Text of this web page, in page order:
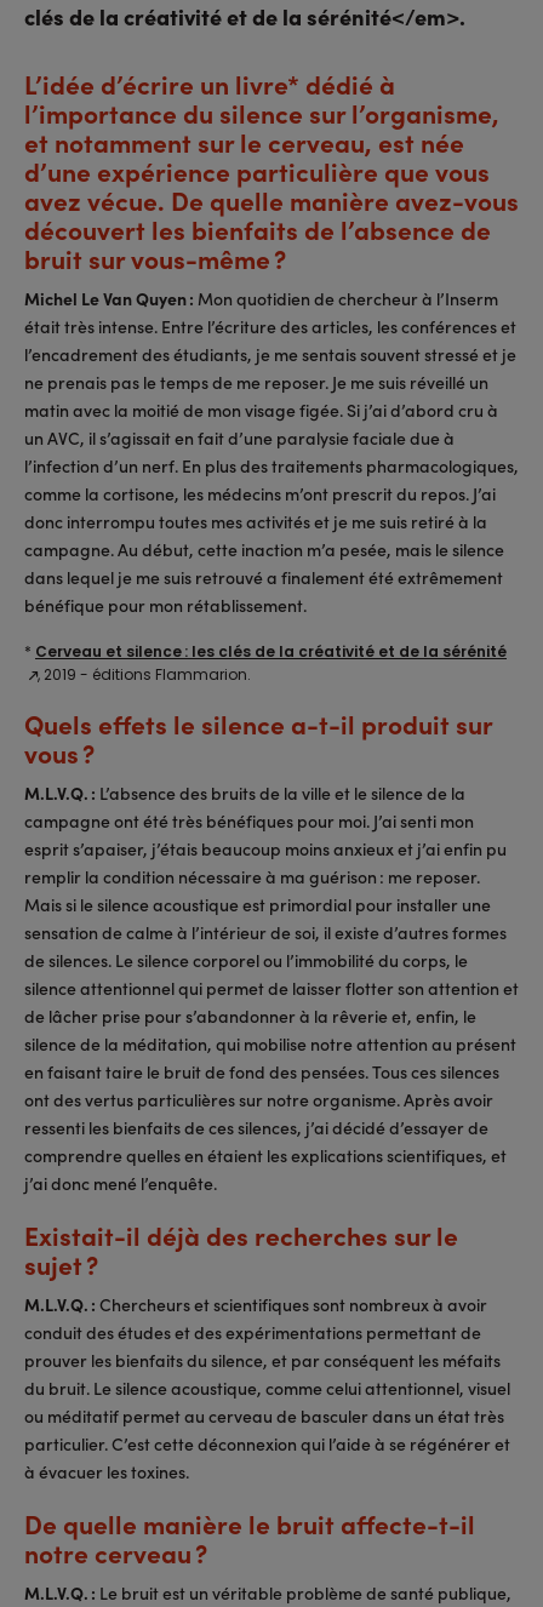
clés de la créativité et de la sérénité</em>.
L’idée d’écrire un livre* dédié à
l’importance du silence sur l’organisme,
et notamment sur le cerveau, est née
d’une expérience particulière que vous
avez vécue. De quelle manière avez-vous
découvert les bienfaits de l’absence de
bruit sur vous-même ?
Michel Le Van Quyen : Mon quotidien de chercheur à l’Inserm
était très intense. Entre l’écriture des articles, les conférences et
l’encadrement des étudiants, je me sentais souvent stressé et je
ne prenais pas le temps de me reposer. Je me suis réveillé un
matin avec la moitié de mon visage figée. Si j’ai d’abord cru à
un AVC, il s’agissait en fait d’une paralysie faciale due à
l’infection d’un nerf. En plus des traitements pharmacologiques,
comme la cortisone, les médecins m’ont prescrit du repos. J’ai
donc interrompu toutes mes activités et je me suis retiré à la
campagne. Au début, cette inaction m’a pesée, mais le silence
dans lequel je me suis retrouvé a finalement été extrêmement
bénéfique pour mon rétablissement.
* Cerveau et silence : les clés de la créativité et de la sérénité
, 2019 - éditions Flammarion.
Quels effets le silence a-t-il produit sur
vous ?
M.L.V.Q. : L’absence des bruits de la ville et le silence de la
campagne ont été très bénéfiques pour moi. J’ai senti mon
esprit s’apaiser, j’étais beaucoup moins anxieux et j’ai enfin pu
remplir la condition nécessaire à ma guérison : me reposer.
Mais si le silence acoustique est primordial pour installer une
sensation de calme à l’intérieur de soi, il existe d’autres formes
de silences. Le silence corporel ou l’immobilité du corps, le
silence attentionnel qui permet de laisser flotter son attention et
de lâcher prise pour s’abandonner à la rêverie et, enfin, le
silence de la méditation, qui mobilise notre attention au présent
en faisant taire le bruit de fond des pensées. Tous ces silences
ont des vertus particulières sur notre organisme. Après avoir
ressenti les bienfaits de ces silences, j’ai décidé d’essayer de
comprendre quelles en étaient les explications scientifiques, et
j’ai donc mené l’enquête.
Existait-il déjà des recherches sur le
sujet ?
M.L.V.Q. : Chercheurs et scientifiques sont nombreux à avoir
conduit des études et des expérimentations permettant de
prouver les bienfaits du silence, et par conséquent les méfaits
du bruit. Le silence acoustique, comme celui attentionnel, visuel
ou méditatif permet au cerveau de basculer dans un état très
particulier. C’est cette déconnexion qui l’aide à se régénérer et
à évacuer les toxines.
De quelle manière le bruit affecte-t-il
notre cerveau ?
M.L.V.Q. : Le bruit est un véritable problème de santé publique,